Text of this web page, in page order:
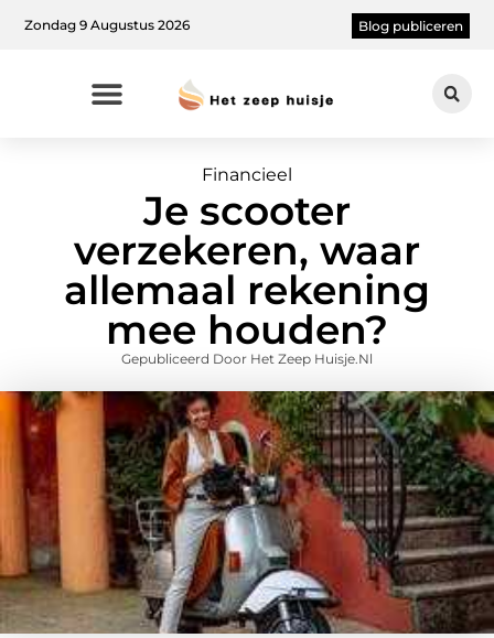
Zondag 9 Augustus 2026 Blog publiceren
Financieel
Je scooter
verzekeren, waar
allemaal rekening
mee houden?
Gepubliceerd Door Het Zeep Huisje.nl